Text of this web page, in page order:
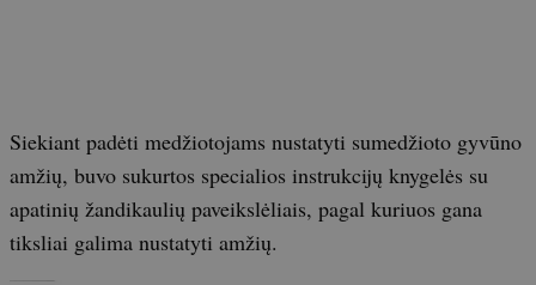
Siekiant padėti medžiotojams nustatyti sumedžioto gyvūno
amžių, buvo sukurtos specialios instrukcijų knygelės su
apatinių žandikaulių paveikslėliais, pagal kuriuos gana
tiksliai galima nustatyti amžių.